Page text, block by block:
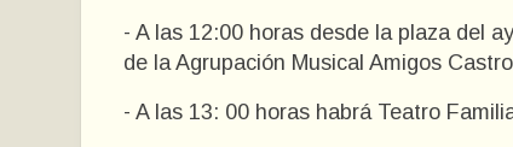
- A las 12:00 horas desde la plaza del
de la Agrupación Musical Amigos
- A las 13: 00 horas habrá Teatro